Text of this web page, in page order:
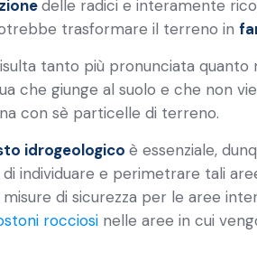
delle radici e interamente
trasformare il terreno in
tanto più pronunciata quanto
che giunge al suolo e che non
con sè particelle di terreno.
idrogeologico è essenziale,
individuare e perimetrare tali
di sicurezza per le aree
rocciosi nelle aree in cui